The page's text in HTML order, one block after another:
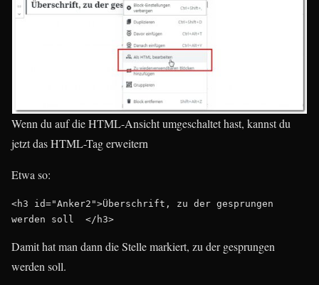
Wenn du auf die HTML-Ansicht umgeschaltet hast, kannst du
jetzt das HTML-Tag erweitern
Etwa so:
<h3 id="Anker2">Überschrift, zu der gesprungen
werden soll  </h3>
Damit hat man dann die Stelle markiert, zu der gesprungen
werden soll.